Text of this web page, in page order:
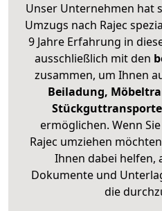
Unser Unternehmen hat
Umzugs nach Rajec
9 Jahre Erfahrung in
ausschließlich mit den
zusammen, um Ihnen
Beiladung,
Stückguttransporte
ermöglichen. Wenn
Rajec umziehen
Ihnen dabei helfen,
Dokumente und
die